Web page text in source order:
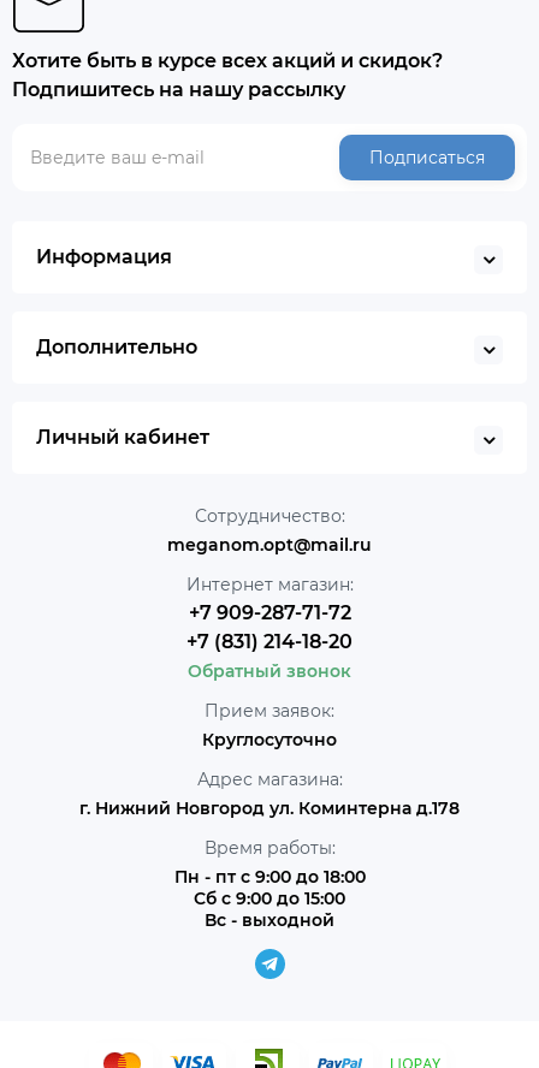
Хотите быть в курсе всех акций и скидок?
Подпишитесь на нашу рассылку
Подписаться
Информация
Дополнительно
Личный кабинет
Сотрудничество:
meganom.opt@mail.ru
Интернет магазин:
+7 909-287-71-72
+7 (831) 214-18-20
Обратный звонок
Прием заявок:
Круглосуточно
Адрес магазина:
г. Нижний Новгород ул. Коминтерна д.178
Время работы:
Пн - пт с 9:00 до 18:00
Сб с 9:00 до 15:00
Вс - выходной